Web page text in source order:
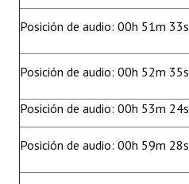
Posición de audio: 00h 51m 33s
Posición de audio: 00h 52m 35s
Posición de audio: 00h 53m 24s
Posición de audio: 00h 59m 28s